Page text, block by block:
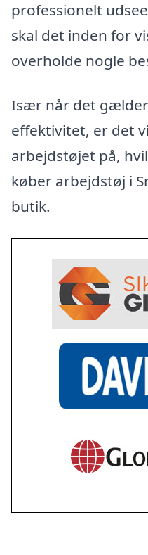
professionelt
skal det inden for
overholde nogle
Især når det
effektivitet, er det
arbejdstøjet på,
køber arbejdstøj i
butik.